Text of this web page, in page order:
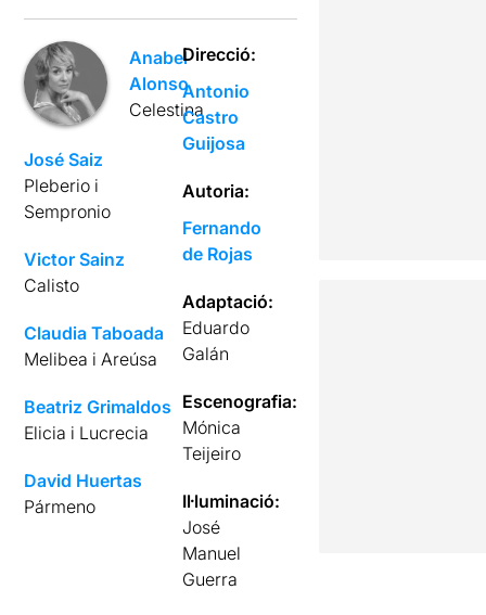
Anabel
Alonso
Celestina
José Saiz
Pleberio i
Sempronio
Victor Sainz
Calisto
Claudia Taboada
Melibea i Areúsa
Beatriz Grimaldos
Elicia i Lucrecia
David Huertas
Pármeno
Direcció:
Antonio
Castro
Guijosa
Autoria:
Fernando
de Rojas
Adaptació:
Eduardo
Galán
Escenografia:
Mónica
Teijeiro
Il·luminació:
José
Manuel
Guerra